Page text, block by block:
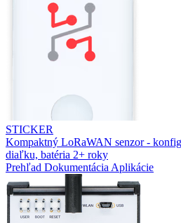
STICKER
Kompaktný LoRaWAN senzor -
diaľku, batéria 2+ roky
Prehľad Dokumentácia Aplikácie